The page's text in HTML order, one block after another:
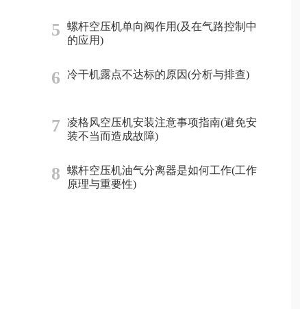
5
螺杆空压机单向阀作用(及在气路控制中
的应用)
6 冷干机露点不达标的原因(分析与排查)
7
凌格风空压机安装注意事项指南(避免安
装不当而造成故障)
8
螺杆空压机油气分离器是如何工作(工作
原理与重要性)